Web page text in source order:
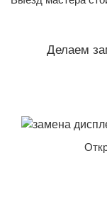
Делаем